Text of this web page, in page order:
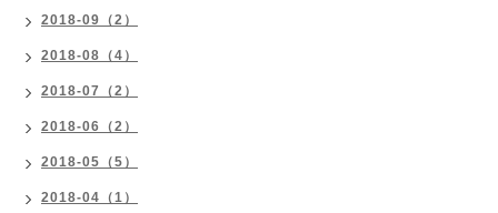
2018-09（2）
2018-08（4）
2018-07（2）
2018-06（2）
2018-05（5）
2018-04（1）